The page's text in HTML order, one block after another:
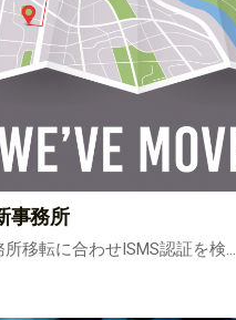
事務所
移転に合わせISMS認証を検...